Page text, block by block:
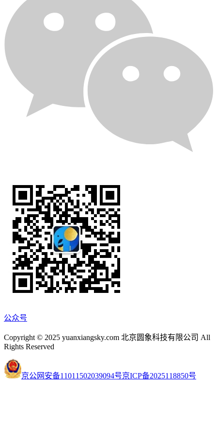
公众号
Copyright © 2025 yuanxiangsky.com 北京圆象科技有限公司 All
Rights Reserved
京公网安备11011502039094号京ICP备2025118850号